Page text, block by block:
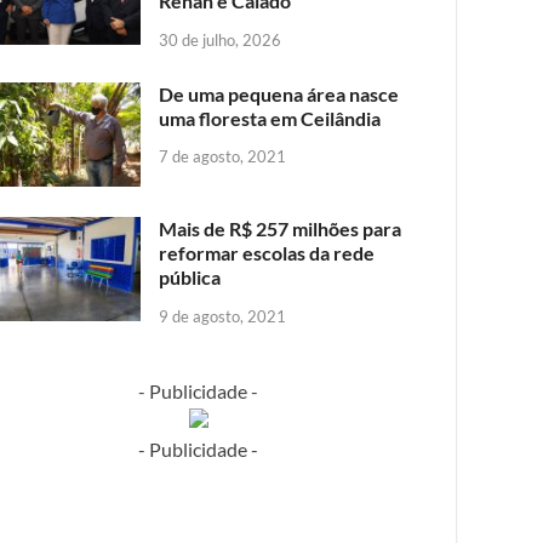
30 de julho, 2026
De uma pequena área nasce
uma floresta em Ceilândia
7 de agosto, 2021
Mais de R$ 257 milhões para
reformar escolas da rede
pública
9 de agosto, 2021
- Publicidade -
- Publicidade -